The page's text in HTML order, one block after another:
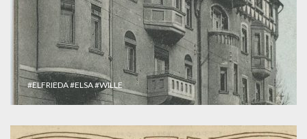
#ELFRIEDA#ELSA#WILLE